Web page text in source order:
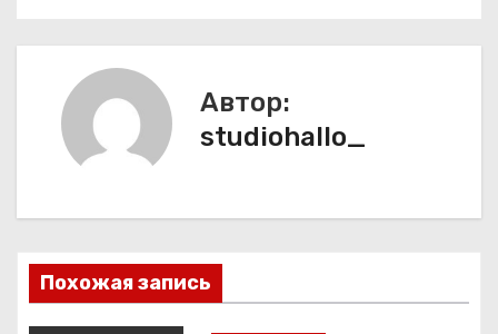
о
з
а
Автор:
studiohallo_
Похожая запись